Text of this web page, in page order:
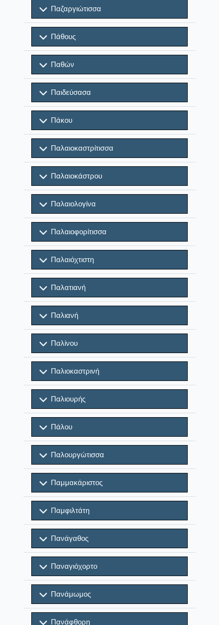
Παζαργιώτισσα
Πάθους
Παθών
Παιδεύσασα
Πάκου
Παλαιοκαστρίτισσα
Παλαιοκάστρου
Παλαιολογίνα
Παλαιοφορίτισσα
Παλαιόχτιστη
Παλατιανή
Παλιανή
Παλίνου
Παλιοκαστρινή
Παλιουρής
Πάλου
Παλουργώτισσα
Παμμακάριστος
Παμφιλτάτη
Πανάγαθος
Παναγιόχορτο
Πανάμωμος
Πανάφθορη